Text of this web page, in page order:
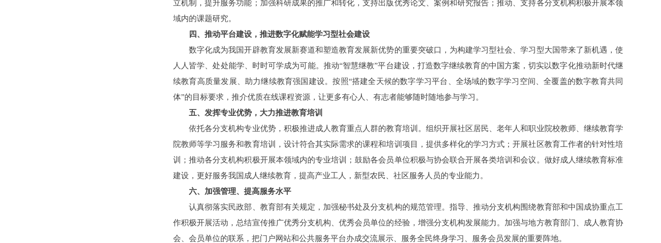
立机制，提升服务功能；加强科研成果的推广和转化，支持出版优秀论文、案例和研究报告；推动、支持各分支机构积极开展本领
域内的课题研究。
四、推动平台建设，推进数字化赋能学习型社会建设
数字化成为我国开辟教育发展新赛道和塑造教育发展新优势的重要突破口，为构建学习型社会、学习型大国带来了新机遇，使
人人皆学、处处能学、时时可学成为可能。推动“智慧继教”平台建设，打造数字继续教育的中国方案，切实以数字化推动新时代继
续教育高质量发展、助力继续教育强国建设。按照“搭建全天候的数字学习平台、全场域的数字学习空间、全覆盖的数字教育共同
体”的目标要求，推介优质在线课程资源，让更多有心人、有志者能够随时随地参与学习。
五、发挥专业优势，大力推进教育培训
依托各分支机构专业优势，积极推进成人教育重点人群的教育培训。组织开展社区居民、老年人和职业院校教师、继续教育学
院教师等学习服务和教育培训，设计符合其实际需求的课程和培训项目，提供多样化的学习方式；开展社区教育工作者的针对性培
训；推动各分支机构积极开展本领域内的专业培训；鼓励各会员单位积极与协会联合开展各类培训和会议。做好成人继续教育标准
建设，更好服务我国成人继续教育，提高产业工人，新型农民、社区服务人员的专业能力。
六、加强管理、提高服务水平
认真彻落实民政部、教育部有关规定，加强秘书处及分支机构的规范管理。指导、推动分支机构围绕教育部和中国成协重点工
作积极开展活动，总结宣传推广优秀分支机构、优秀会员单位的经验，增强分支机构发展能力。加强与地方教育部门、成人教育协
会、会员单位的联系，把门户网站和公共服务平台办成交流展示、服务全民终身学习、服务会员发展的重要阵地。